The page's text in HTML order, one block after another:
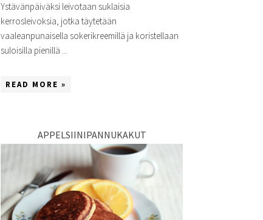
Ystävänpäiväksi leivotaan suklaisia
kerrosleivoksia, jotka täytetään
vaaleanpunaisella sokerikreemillä ja koristellaan
suloisilla pienillä ...
READ MORE »
APPELSIINIPANNUKAKUT